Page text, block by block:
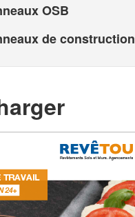
OSB
de construction